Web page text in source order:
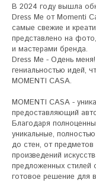
В 2024 году вышла
Dress Me от Momenti
самые свежие и
представлено на
и мастерами бренда.
Dress Me - Одень
гениальностью идей,
MOMENTI CASA.
MOMENTI CASA -
предоставляющий
Благодаря
уникальные,
до стен, от предметов
произведений
предложенных стилей
готовое решение для